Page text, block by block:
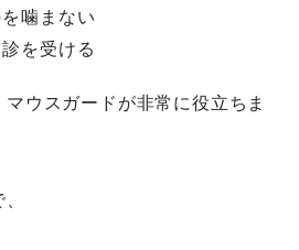
噛まない
を受ける
ウスガードが非常に役立ちま